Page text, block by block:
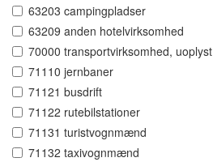
63203 campingpladser
63209 anden hotelvirksomhed
70000 transportvirksomhed, uoplyst
71110 jernbaner
71121 busdrift
71122 rutebilstationer
71131 turistvognmænd
71132 taxivognmænd